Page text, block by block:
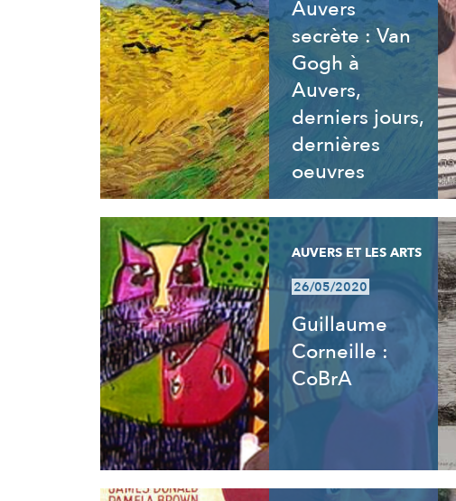
Auvers
secrète : Van
Gogh à
Auvers,
derniers jours,
dernières
oeuvres
AUVERS ET LES ARTS
26/05/2020
Guillaume
Corneille :
CoBrA